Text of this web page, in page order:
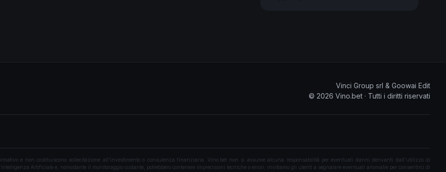
Vinci Group srl & Goowai Edit
© 2026 Vino.bet · Tutti i diritti riservati
e non costituiscono sollecitazione all'investimento o consulenza finanziaria. Vino.bet non si assume alcuna responsabilità per eventuali danni derivanti dall'utilizzo di
Artificiale e, nonostante il monitoraggio costante, potrebbero contenere imprecisioni tecniche o errori; invitiamo gli utenti a segnalare eventuali anomalie per consentirci di